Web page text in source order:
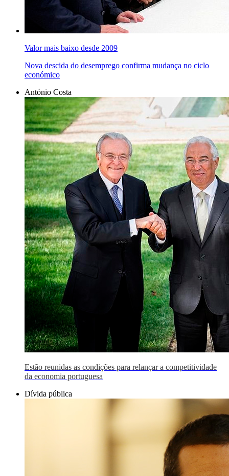
Valor mais baixo desde 2009
Nova descida do desemprego confirma mudança no ciclo
económico
António Costa
Estão reunidas as condições para relançar a competitividade
da economia portuguesa
Dívida pública